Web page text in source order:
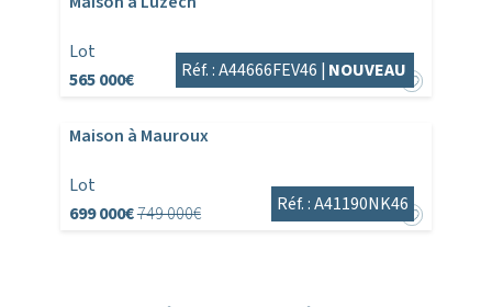
Lot
565 000€
Réf. : A44666FEV46 | NOUVEAU
Maison à Mauroux
Lot
699 000€749 000€ Réf. : A41190NK46